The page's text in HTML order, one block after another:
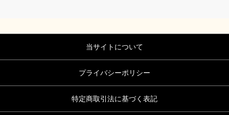
当サイトについて
プライバシーポリシー
特定商取引法に基づく表記